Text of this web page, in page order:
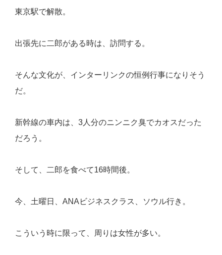
東京駅で解散。
出張先に二郎がある時は、訪問する。
そんな文化が、インターリンクの恒例行事になりそう
だ。
新幹線の車内は、3人分のニンニク臭でカオスだった
だろう。
そして、二郎を食べて16時間後。
今、土曜日、ANAビジネスクラス、ソウル行き。
こういう時に限って、周りは女性が多い。